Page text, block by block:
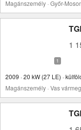
Magánszemély · Győr-
1
2009 · 20 kW (27 LE) ·
Magánszemély · Vas